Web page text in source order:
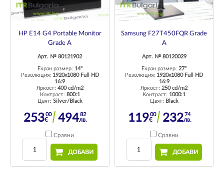
HP E14 G4 Portable Monitor
Grade A
Арт. № 80121902
Екран размер: 14"
Резолюция: 1920x1080 Full HD
16:9
Яркост: 400 cd/m2
Контраст: 800:1
Цвят: Silver/Black
25300
€ 49482
лв.
Сравни
ДОБАВИ
Samsung F27T450FQR Grade
A
Арт. № 80120029
Екран размер:27"
Резолюция: 1920x1080 Full HD
16:9
Яркост:250 cd/m2
Контраст: 1000:1
Цвят: Black
11900
€ 23274
лв.
Сравни
ДОБАВИ